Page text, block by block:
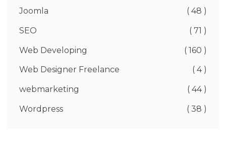
Joomla ( 48 )
SEO ( 71 )
Web Developing ( 160 )
Web Designer Freelance ( 4 )
webmarketing ( 44 )
Wordpress ( 38 )